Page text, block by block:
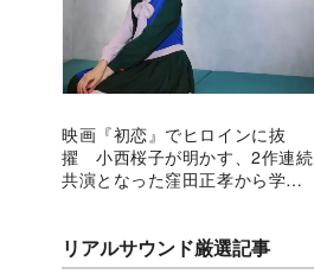
映画『初恋』でヒロインに抜
擢 小西桜子が明かす、2作連続
共演となった窪田正孝から学ん
リアルサウンド厳選記事